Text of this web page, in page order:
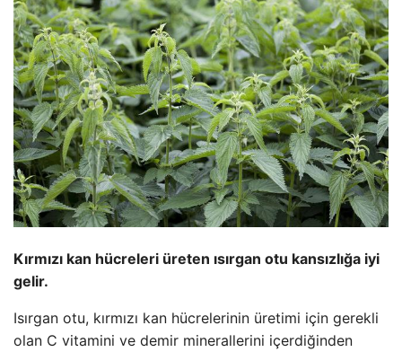
Kırmızı kan hücreleri üreten ısırgan otu kansızlığa iyi
gelir.
Isırgan otu, kırmızı kan hücrelerinin üretimi için gerekli
olan C vitamini ve demir minerallerini içerdiğinden